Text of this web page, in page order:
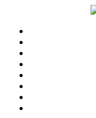
Main
Content